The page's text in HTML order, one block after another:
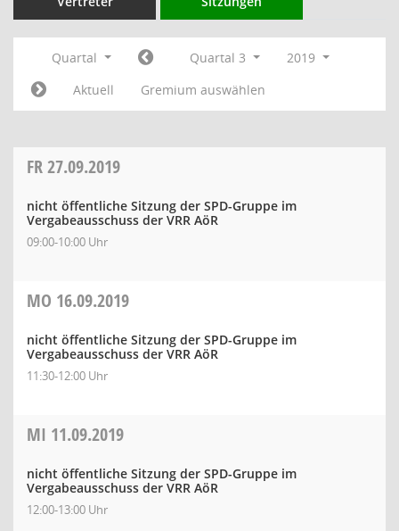
Quartal Quartal 3
2019
Aktuell
Gremium auswählen
FR27.09.2019
nicht öffentliche Sitzung der SPD-Gruppe im
Vergabeausschuss der VRR AöR
09:00-10:00 Uhr
MO 16.09.2019
nicht öffentliche Sitzung der SPD-Gruppe im
Vergabeausschuss der VRR AöR
11:30-12:00 Uhr
MI 11.09.2019
nicht öffentliche Sitzung der SPD-Gruppe im
Vergabeausschuss der VRR AöR
12:00-13:00 Uhr